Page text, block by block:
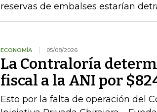
reservas de embalses estarían
ECONOMÍA 05/08/2026
La Contraloría
fiscal a la ANI por
Esto por la falta de operación del